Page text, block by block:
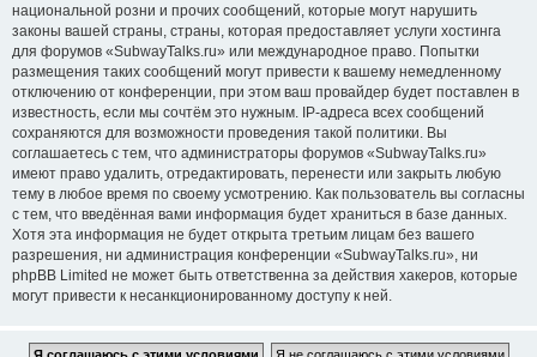
национальной розни и прочих сообщений, которые могут нарушить
законы вашей страны, страны, которая предоставляет услуги хостинга
для форумов «SubwayTalks.ru» или международное право. Попытки
размещения таких сообщений могут привести к вашему немедленному
отключению от конференции, при этом ваш провайдер будет поставлен в
известность, если мы сочтём это нужным. IP-адреса всех сообщений
сохраняются для возможности проведения такой политики. Вы
соглашаетесь с тем, что администраторы форумов «SubwayTalks.ru»
имеют право удалить, отредактировать, перенести или закрыть любую
тему в любое время по своему усмотрению. Как пользователь вы согласны
с тем, что введённая вами информация будет храниться в базе данных.
Хотя эта информация не будет открыта третьим лицам без вашего
разрешения, ни администрация конференции «SubwayTalks.ru», ни
phpBB Limited не может быть ответственна за действия хакеров, которые
могут привести к несанкционированному доступу к ней.